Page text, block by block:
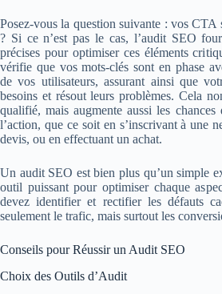
Posez-vous la question suivante : vos CTA
? Si ce n’est pas le cas, l’audit SEO
précises pour optimiser ces éléments
vérifie que vos mots-clés sont en phase
de vos utilisateurs, assurant ainsi que
besoins et résout leurs problèmes. Cela
qualifié, mais augmente aussi les chances
l’action, que ce soit en s’inscrivant à une
devis, ou en effectuant un achat.
Un audit SEO est bien plus qu’un simple
outil puissant pour optimiser chaque
devez identifier et rectifier les défauts
seulement le trafic, mais surtout les
Conseils pour Réussir un Audit SEO
Choix des Outils d’Audit